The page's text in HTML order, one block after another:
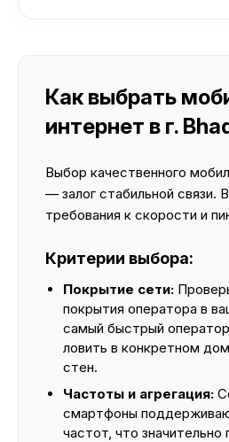
Как выбрать
интернет в г.
Выбор качественного
— залог стабильной связи.
требования к скорости и
Критерии выбора:
Покрытие сети:
покрытия оператора в
самый быстрый
ловить в конкретном
стен.
Частоты и агрегация:
смартфоны
частот, что значительно